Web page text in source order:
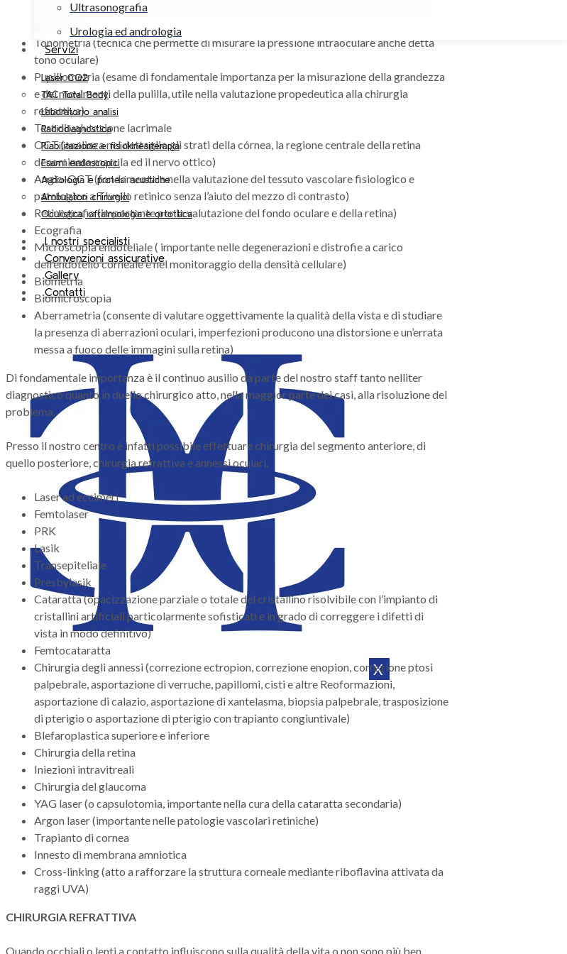
Ultrasonografia
Urologia ed andrologia
Servizi
Laser CO2
TAC Total Body
Laboratorio analisi
Radiodiagnostica
Riabilitazione e fisiokinesiterapia
Esami endoscopici
Audiologia e protesi acustiche
Ambulatori chirurgici
Oculistica, oftalmologia e ortottica
I nostri specialisti
Convenzioni assicurative
Gallery
Contatti
X
valutazione di alcune patologie della cornea come il cheratocono, edema corneale o
glaucoma)
Tonometria (tecnica che permette di misurare la pressione intraoculare anche detta
tono oculare)
Pupillometria (esame di fondamentale importanza per la misurazione della grandezza
e dei movimenti della pulilla, utile nella valutazione propedeutica alla chirurgia
refrattiva)
Test di valutazione lacrimale
OCT (analizza nel dettaglio gli strati della córnea, la regione centrale della retina
denominata macula ed il nervo ottico)
Angio-OCT (fondamentale nella valutazione del tessuto vascolare fisiologico e
patologico a TIvello retinico senza l’aiuto del mezzo di contrasto)
Retinografia (importante per la valutazione del fondo oculare e della retina)
Ecografia
Microscopia endoteliale ( importante nelle degenerazioni e distrofie a carico
dell’endotelio corneale e nel monitoraggio della densità cellulare)
Biometria
Biomicroscopia
Aberrametria (consente di valutare oggettivamente la qualità della vista e di studiare
la presenza di aberrazioni oculari, imperfezioni producono una distorsione e un’errata
messa a fuoco delle immagini sulla retina)
Di fondamentale importanza è il continuo ausilio da parte del nostro staff tanto nelliter
diagnostico quanto in duello chirurgico atto, nella maggior parte dei casi, alla risoluzione del
problema.
Presso il nostro centro è infatti possibile effettuare chirurgia del segmento anteriore, di
quello posteriore, chirurgia refrattiva e annessi oculari.
Laser ad eccimeri
Femtolaser
PRK
Lasik
Transepiteliale
Presbylasik
Cataratta (opacizzazione parziale o totale del cristallino risolvibile con l’impianto di
cristallini artificiali particolarmente sofisticati e in grado di correggere i difetti di
vista in modo definitivo)
Femtocataratta
Chirurgia degli annessi (correzione ectropion, correzione enopion, correzione ptosi
palpebrale, asportazione di verruche, papillomi, cisti e altre Reoformazioni,
asportazione di calazio, asportazione di xantelasma, biopsia palpebrale, trasposizione
di pterigio o asportazione di pterigio con trapianto congiuntivale)
Blefaroplastica superiore e inferiore
Chirurgia della retina
Iniezioni intravitreali
Chirurgia del glaucoma
YAG laser (o capsulotomia, importante nella cura della cataratta secondaria)
Argon laser (importante nelle patologie vascolari retiniche)
Trapianto di cornea
Innesto di membrana amniotica
Cross-linking (atto a rafforzare la struttura corneale mediante riboflavina attivata da
raggi UVA)
CHIRURGIA REFRATTIVA
Quando occhiali o lenti a contatto influiscono sulla qualità della vita o non sono più ben